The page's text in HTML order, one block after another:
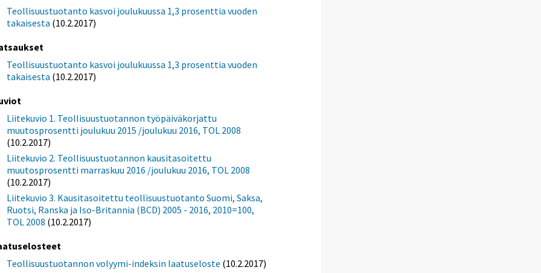
Teollisuustuotanto kasvoi joulukuussa 1,3 prosenttia vuoden
takaisesta (10.2.2017)
Teollisuustuotanto kasvoi joulukuussa 1,3 prosenttia vuoden
takaisesta (10.2.2017)
Liitekuvio 1. Teollisuustuotannon työpäiväkorjattu
muutosprosentti joulukuu 2015 /joulukuu 2016, TOL 2008
(10.2.2017)
Liitekuvio 2. Teollisuustuotannon kausitasoitettu
muutosprosentti marraskuu 2016 /joulukuu 2016, TOL 2008
(10.2.2017)
Liitekuvio 3. Kausitasoitettu teollisuustuotanto Suomi, Saksa,
Ruotsi, Ranska ja Iso-Britannia (BCD) 2005 - 2016, 2010=100,
TOL 2008 (10.2.2017)
Teollisuustuotannon volyymi-indeksin laatuseloste (10.2.2017)